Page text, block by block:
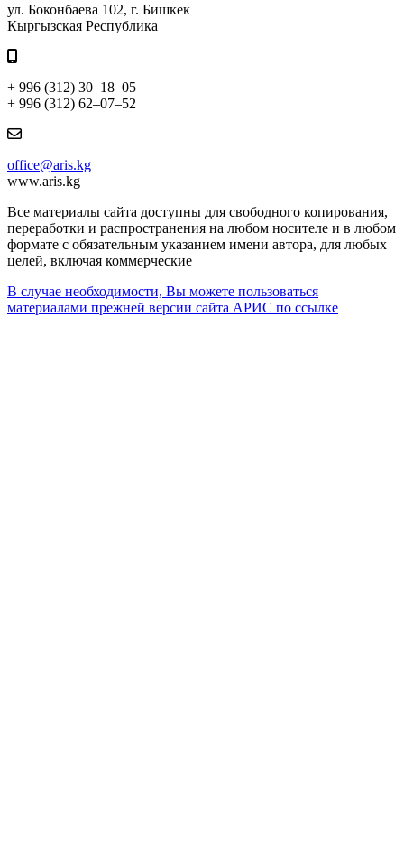
ул. Боконбаева 102, г. Бишкек
Кыргызская Республика
+ 996 (312) 30–18–05
+ 996 (312) 62–07–52
office@aris.kg
www.aris.kg
Все материалы сайта доступны для свободного копирования,
переработки и распространения на любом носителе и в любом
формате с обязательным указанием имени автора, для любых
целей, включая коммерческие
В случае необходимости, Вы можете пользоваться
материалами прежней версии сайта АРИС по ссылке